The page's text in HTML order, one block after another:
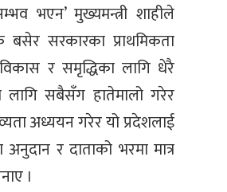
भएन’ मुख्यमन्त्री शाहीले
बसेर सरकारका प्राथमिकता
र समृद्धिका लागि धेरै
सबैसँग हातेमालो गरेर
अध्ययन गरेर यो प्रदेशलाई
र दाताको भरमा मात्र
।